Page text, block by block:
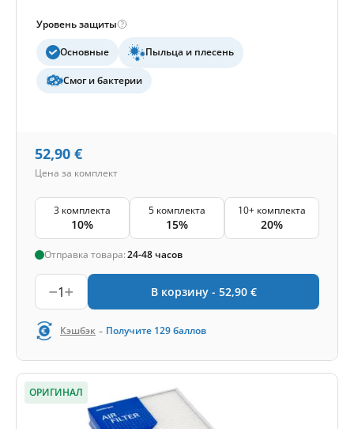
Уровень защиты
Основные Пыльца и плесень
Смог и бактерии
52,90 €
Цена за комплект
3 комплекта
10%
5 комплекта
15%
10+ комплекта
20%
Отправка товара:24-48 часов
1 В корзину - 52,90 €
Кэшбэк - Получите 129баллов
ОРИГИНАЛ